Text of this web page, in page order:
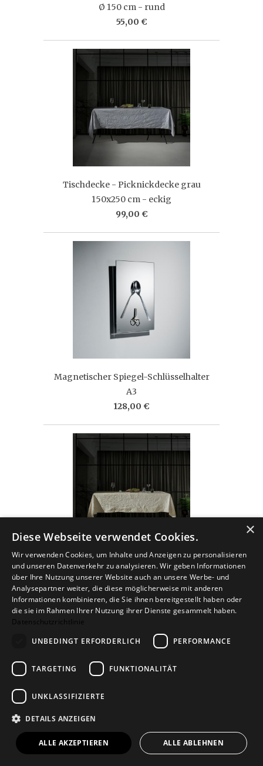
Ø 150 cm - rund
55,00 €
Tischdecke - Picknickdecke grau
150x250 cm - eckig
99,00 €
Magnetischer Spiegel-Schlüsselhalter
A3
128,00 €
Tischdecke - Picknickdecke beige
150x250 cm - eckig
99,00 €
×
Diese Webseite verwendet Cookies.
Wir verwenden Cookies, um Inhalte und Anzeigen zu personalisieren
und unseren Datenverkehr zu analysieren. Wir geben Informationen
über Ihre Nutzung unserer Website auch an unsere Werbe- und
Analysepartner weiter, die diese möglicherweise mit anderen
Informationen kombinieren, die Sie ihnen bereitgestellt haben oder
die sie im Rahmen Ihrer Nutzung ihrer Dienste gesammelt haben.
Datenschutzrichtlinie
UNBEDINGT ERFORDERLICH
PERFORMANCE
TARGETING FUNKTIONALITÄT
UNKLASSIFIZIERTE
DETAILS ANZEIGEN
ALLE AKZEPTIEREN ALLE ABLEHNEN